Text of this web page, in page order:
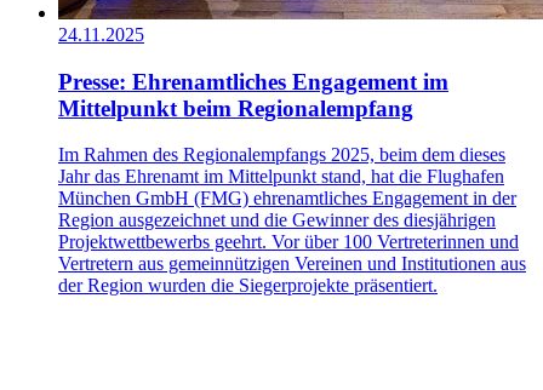
24.11.2025
Presse: Ehrenamtliches Engagement im
Mittelpunkt beim Regionalempfang
Im Rahmen des Regionalempfangs 2025, beim dem dieses
Jahr das Ehrenamt im Mittelpunkt stand, hat die Flughafen
München GmbH (FMG) ehrenamtliches Engagement in der
Region ausgezeichnet und die Gewinner des diesjährigen
Projektwettbewerbs geehrt. Vor über 100 Vertreterinnen und
Vertretern aus gemeinnützigen Vereinen und Institutionen aus
der Region wurden die Siegerprojekte präsentiert.